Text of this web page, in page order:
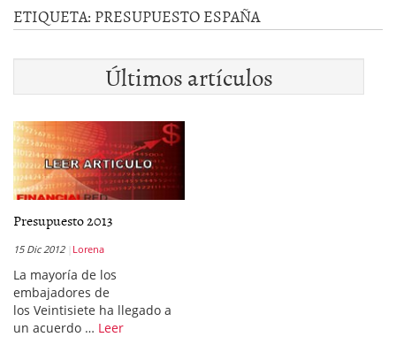
ETIQUETA: PRESUPUESTO ESPAÑA
Últimos artículos
Presupuesto 2013
15 Dic 2012 Lorena
La mayoría de los
embajadores de
los Veintisiete ha llegado a
un acuerdo … Leer